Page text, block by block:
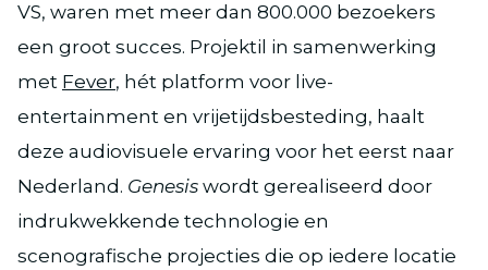
VS, waren met meer dan 800.000 bezoekers
een groot succes. Projektil in samenwerking
met Fever, hét platform voor live-
entertainment en vrijetijdsbesteding, haalt
deze audiovisuele ervaring voor het eerst naar
Nederland. Genesis wordt gerealiseerd door
indrukwekkende technologie en
scenografische projecties die op iedere locatie